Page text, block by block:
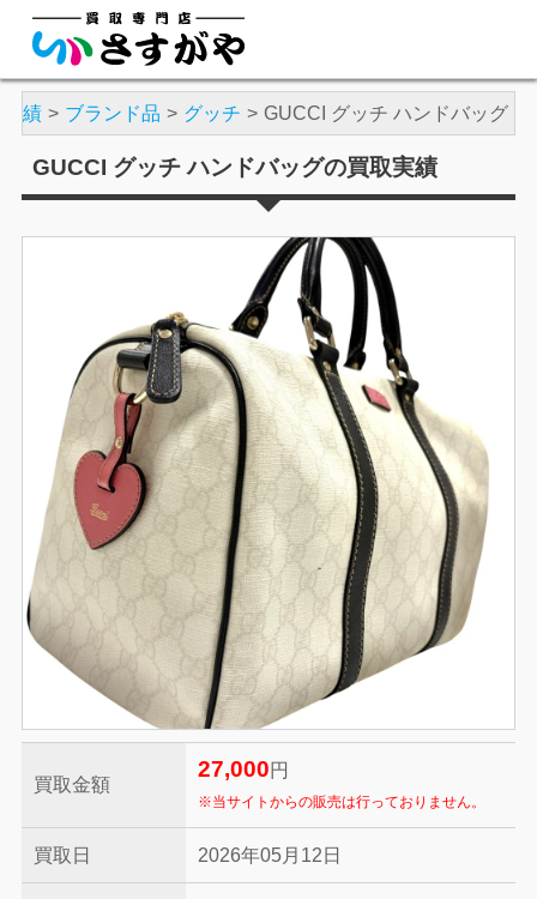
績 ブランド品 グッチ GUCCI グッチ ハンドバッグ
GUCCI グッチ ハンドバッグの買取実績
買取金額
27,000 円
※当サイトからの販売は行っておりません。
買取日 2026年05月12日